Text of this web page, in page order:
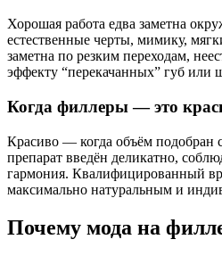
Хорошая работа едва заметна
естественные черты, мимику,
заметна по резким переходам,
эффекту “перекачанных” губ или
Когда филлеры — это
Красиво — когда объём подобран
препарат введён деликатно,
гармония. Квалифицированный
максимально натуральным и
Почему мода на